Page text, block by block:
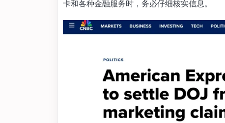
卡和各种金融服务时，务必仔细核实信息。